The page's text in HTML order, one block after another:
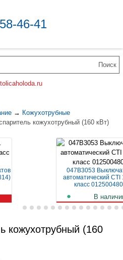
46-41
→ Кожухотрубные
кожухотрубный (160 кВт)
047B3053
автоматический CTI
класс
В
1 119 руб.
кожухотрубный (160